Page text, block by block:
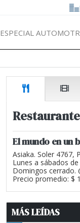
ESPECIAL
El mundo en un
Asiaka. Soler 4767,
Lunes a sábados
Domingos cerrado.
Precio promedio: $
MÁS LEÍDAS